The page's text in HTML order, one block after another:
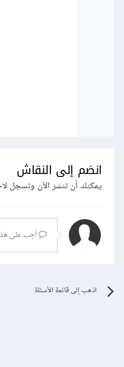
انضم إلى النقاش
يمكنك أن تنشر الآن وتسجل
أجب على
اذهب إلى قائمة الأسئلة